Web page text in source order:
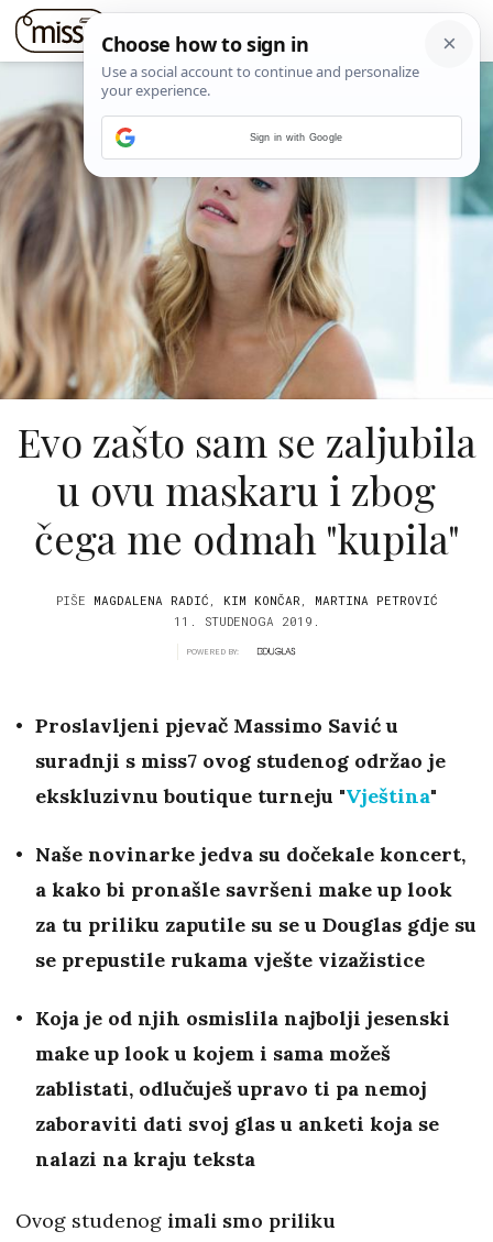
Evo zašto sam se zaljubila
u ovu maskaru i zbog
čega me odmah "kupila"
PIŠE MAGDALENA RADIĆ , KIM KONČAR , MARTINA PETROVIĆ
11. STUDENOGA 2019.
POWERED BY:
Proslavljeni pjevač Massimo Savić u
suradnji s miss7 ovog studenog održao je
ekskluzivnu boutique turneju "Vještina"
Naše novinarke jedva su dočekale koncert,
a kako bi pronašle savršeni make up look
za tu priliku zaputile su se u Douglas gdje su
se prepustile rukama vješte vizažistice
Koja je od njih osmislila najbolji jesenski
make up look u kojem i sama možeš
zablistati, odlučuješ upravo ti pa nemoj
zaboraviti dati svoj glas u anketi koja se
nalazi na kraju teksta
Ovog studenog imali smo priliku
Sign in with Google